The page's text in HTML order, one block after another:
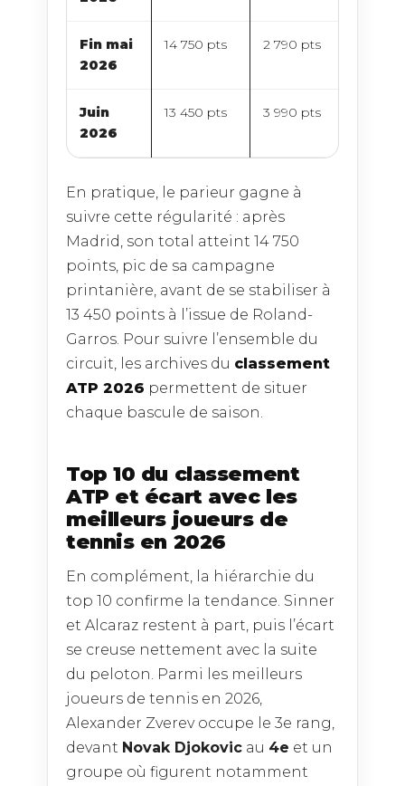
Fin mai
2026
14 750 pts 2 790 pts
Juin
2026
13 450 pts 3 990 pts
En pratique, le parieur gagne à
suivre cette régularité : après
Madrid, son total atteint 14 750
points, pic de sa campagne
printanière, avant de se stabiliser à
13 450 points à l’issue de Roland-
Garros. Pour suivre l’ensemble du
circuit, les archives du classement
ATP 2026 permettent de situer
chaque bascule de saison.
Top 10 du classement
ATP et écart avec les
meilleurs joueurs de
tennis en 2026
En complément, la hiérarchie du
top 10 confirme la tendance. Sinner
et Alcaraz restent à part, puis l’écart
se creuse nettement avec la suite
du peloton. Parmi les meilleurs
joueurs de tennis en 2026,
Alexander Zverev occupe le 3e rang,
devant Novak Djokovic au 4e et un
groupe où figurent notamment